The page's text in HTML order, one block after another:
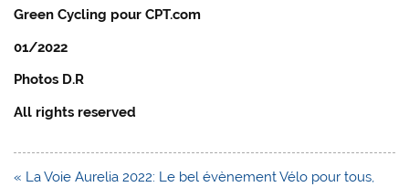
Green Cycling pour CPT.com
01/2022
Photos D.R
All rights reserved
Navigation
« La Voie Aurelia 2022: Le bel évènement Vélo pour tous,